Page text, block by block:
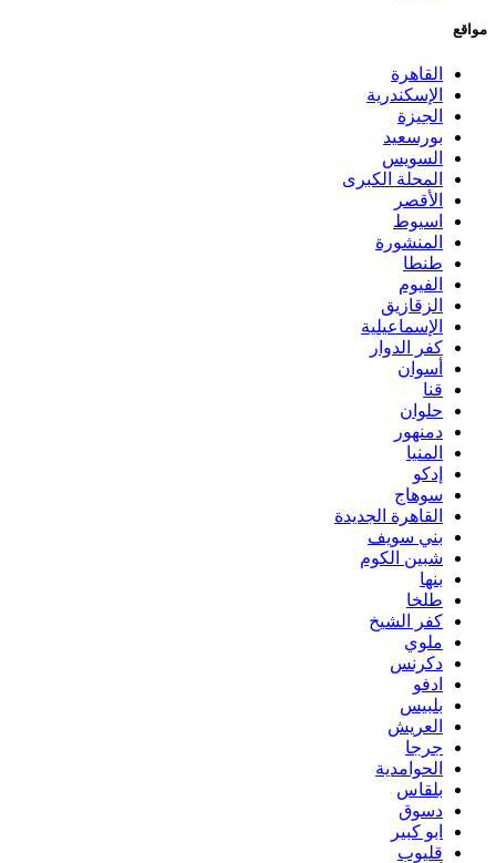
مواقع
القاهرة
الإسكندرية
الجيزة
بورسعيد
السويس
المحلة الكبرى
الأقصر
اسيوط
المنشورة
طنطا
الفيوم
الزقازيق
الإسماعيلية
كفر الدوار
أسوان
قنا
حلوان
دمنهور
المنيا
إدكو
سوهاج
القاهرة الجديدة
بني سويف
شبين الكوم
بنها
طلخا
كفر الشيخ
ملوي
دكرنس
ادفو
بلبيس
العريش
جرجا
الحوامدية
بلقاس
دسوق
ابو كبير
قليوب